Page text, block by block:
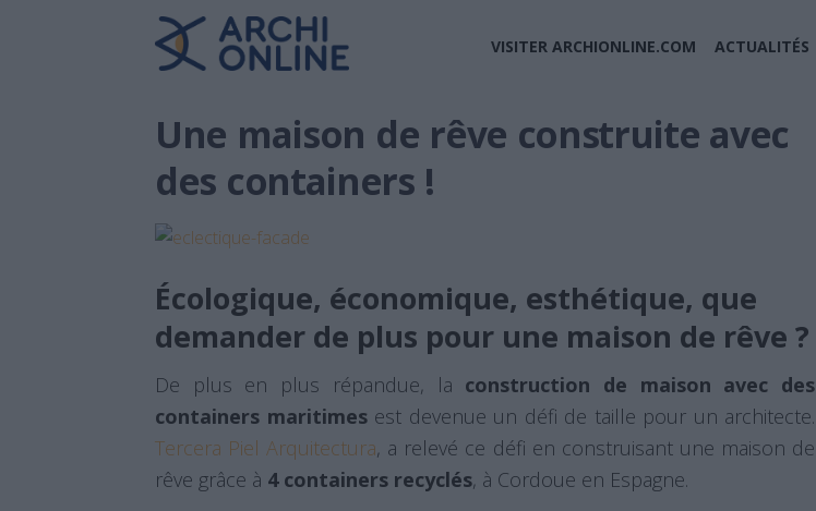
VISITER ARCHIONLINE.COM ACTUALITÉS
Une maison de rêve construite avec
des containers !
Écologique, économique, esthétique, que
demander de plus pour une maison de rêve ?
De plus en plus répandue, la construction de maison avec des
containers maritimesest devenue un défi de taille pour un architecte.
Tercera Piel Arquitectura, a relevé ce défi en construisant une maison de
rêve grâce à 4 containers recyclés, à Cordoue en Espagne.